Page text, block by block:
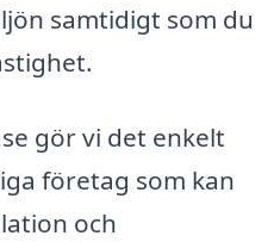
samtidigt som du
gör vi det enkelt
företag som kan
och